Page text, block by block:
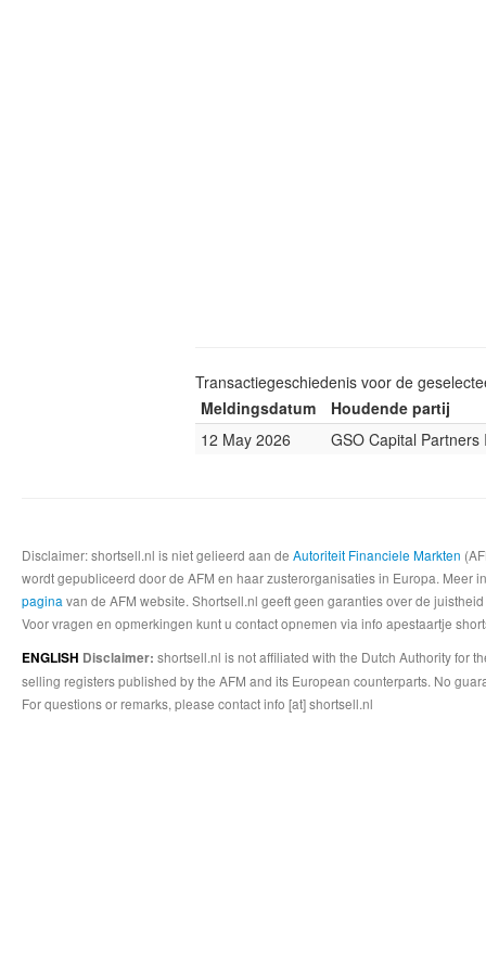
Transactiegeschiedenis voor de
Meldingsdatum
Houdende partij
12 May 2026
GSO Capital Partners
Disclaimer: shortsell.nl is niet gelieerd aan de Autoriteit Financiele Markten
wordt gepubliceerd door de AFM en haar zusterorganisaties in Europa.
pagina van de AFM website. Shortsell.nl geeft geen garanties over de
Voor vragen en opmerkingen kunt u contact opnemen via info apestaartje
ENGLISH Disclaimer: shortsell.nl is not affiliated with the Dutch Authority for
selling registers published by the AFM and its European counterparts. No
For questions or remarks, please contact info [at] shortsell.nl